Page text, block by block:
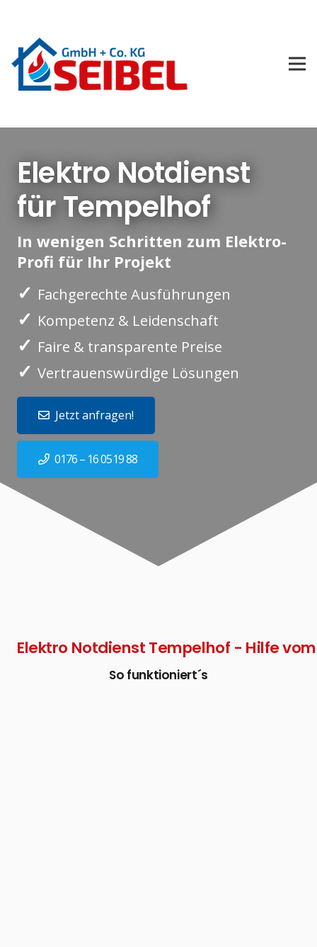
Elektro Notdienst
für Tempelhof
In wenigen Schritten zum Elektro-
Profi für Ihr Projekt
✓ Fachgerechte Ausführungen
✓ Kompetenz & Leidenschaft
✓ Faire & transparente Preise
✓ Vertrauenswürdige Lösungen
Jetzt anfragen!
0176 – 16 0519 88
Elektro Notdienst Tempelhof - Hilfe
So funktioniert´s